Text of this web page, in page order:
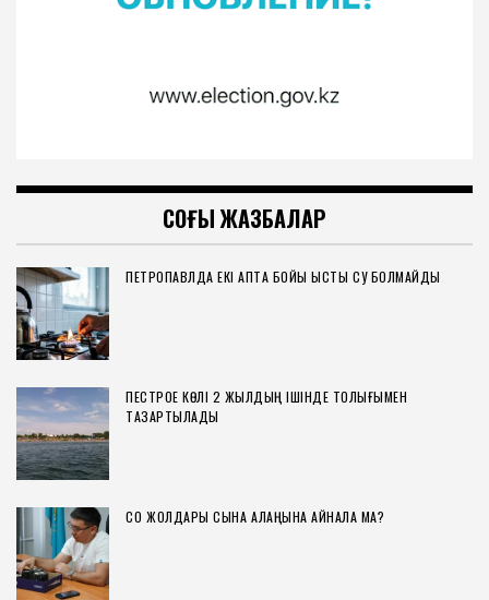
СОҢҒЫ ЖАЗБАЛАР
ПЕТРОПАВЛДА ЕКІ АПТА БОЙЫ ЫСТЫҚ СУ БОЛМАЙДЫ
ПЕСТРОЕ КӨЛІ 2 ЖЫЛДЫҢ ІШІНДЕ ТОЛЫҒЫМЕН
ТАЗАРТЫЛАДЫ
СҚО ЖОЛДАРЫ СЫНАҚ АЛАҢЫНА АЙНАЛА МА?